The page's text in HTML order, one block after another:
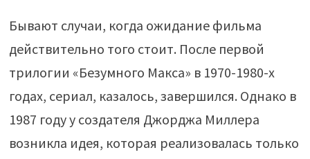
Бывают случаи, когда ожидание фильма
действительно того стоит. После первой
трилогии «Безумного Макса» в 1970-1980-х
годах, сериал, казалось, завершился. Однако в
1987 году у создателя Джорджа Миллера
возникла идея, которая реализовалась только